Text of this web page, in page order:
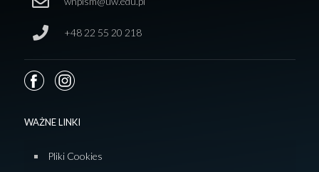
+48 22 55 20 218
WAŻNE LINKI
Pliki Cookies